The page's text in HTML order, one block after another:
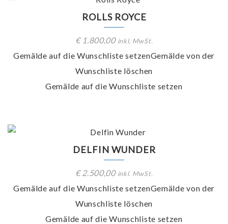
ROLLS ROYCE
€1.800,00 inkl. MwSt.
Gemälde auf die Wunschliste setzenGemälde von der
Wunschliste löschen
Gemälde auf die Wunschliste setzen
DELFIN WUNDER
€2.500,00 inkl. MwSt.
Gemälde auf die Wunschliste setzenGemälde von der
Wunschliste löschen
Gemälde auf die Wunschliste setzen